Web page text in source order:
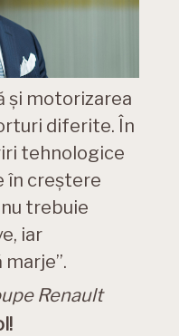
și motorizarea
diferite. În
tehnologice
în creștere
trebuie
iar
Renault